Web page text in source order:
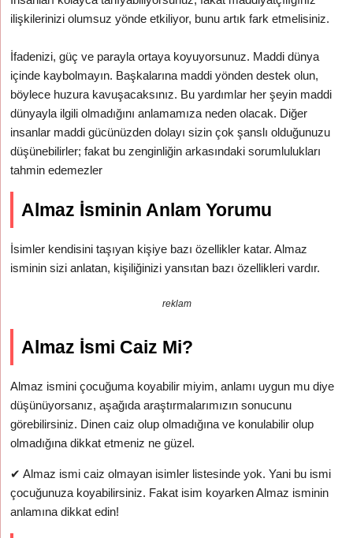
ilişkilerinizi olumsuz yönde etkiliyor, bunu artık fark etmelisiniz.
İfadenizi, güç ve parayla ortaya koyuyorsunuz. Maddi dünya
içinde kaybolmayın. Başkalarına maddi yönden destek olun,
böylece huzura kavuşacaksınız. Bu yardımlar her şeyin maddi
dünyayla ilgili olmadığını anlamamıza neden olacak. Diğer
insanlar maddi gücünüzden dolayı sizin çok şanslı olduğunuzu
düşünebilirler; fakat bu zenginliğin arkasındaki sorumlulukları
tahmin edemezler
Almaz İsminin Anlam Yorumu
İsimler kendisini taşıyan kişiye bazı özellikler katar. Almaz
isminin sizi anlatan, kişiliğinizi yansıtan bazı özellikleri vardır.
reklam
Almaz İsmi Caiz Mi?
Almaz ismini çocuğuma koyabilir miyim, anlamı uygun mu diye
düşünüyorsanız, aşağıda araştırmalarımızın sonucunu
görebilirsiniz. Dinen caiz olup olmadığına ve konulabilir olup
olmadığına dikkat etmeniz ne güzel.
✔ Almaz ismi caiz olmayan isimler listesinde yok. Yani bu ismi
çocuğunuza koyabilirsiniz. Fakat isim koyarken Almaz isminin
anlamına dikkat edin!